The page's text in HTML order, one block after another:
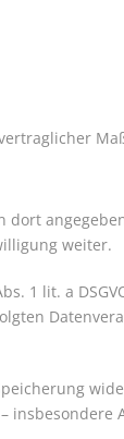
dort
weiter.
1 lit. a
insbesondere